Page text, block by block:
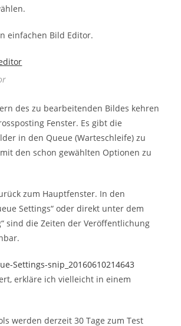
einfachen Bild Editor.
des zu bearbeitenden Bildes kehren
Fenster. Es gibt die
in den Queue (Warteschleife) zu
den schon gewählten Optionen zu
zum Hauptfenster. In den
Settings“ oder direkt unter dem
sind die Zeiten der Veröffentlichung
erkläre ich vielleicht in einem
werden derzeit 30 Tage zum Test